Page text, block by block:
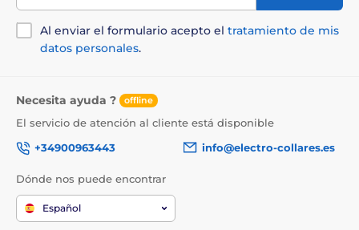
Al enviar el formulario acepto el tratamiento de mis
datos personales.
Necesita ayuda ? offline
El servicio de atención al cliente está disponible
+34900963443
info@electro-collares.es
Dónde nos puede encontrar
Español